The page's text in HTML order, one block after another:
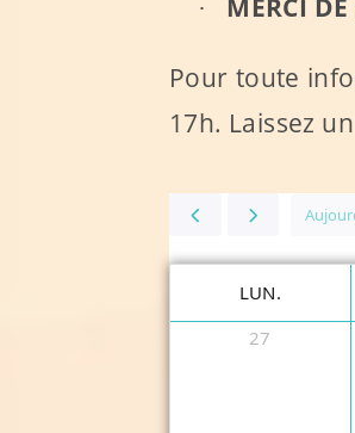
·
Pour toute
17h. Laissez
LUN.
27